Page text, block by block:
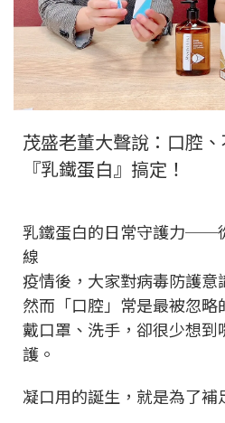
茂盛老董大聲說：口腔
『乳鐵蛋白』搞定！
乳鐵蛋白的日常守護力──
線
疫情後，大家對病毒防護意
然而「口腔」常是最被忽略
戴口罩、洗手，卻很少想到
護。
凝口用的誕生，就是為了補